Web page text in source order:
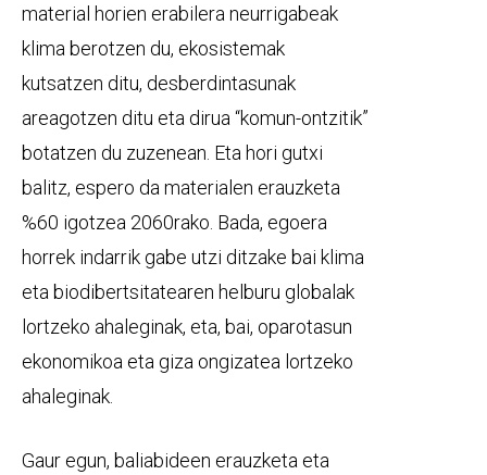
material horien erabilera neurrigabeak
klima berotzen du, ekosistemak
kutsatzen ditu, desberdintasunak
areagotzen ditu eta dirua “komun-ontzitik”
botatzen du zuzenean. Eta hori gutxi
balitz, espero da materialen erauzketa
%60 igotzea 2060rako. Bada, egoera
horrek indarrik gabe utzi ditzake bai klima
eta biodibertsitatearen helburu globalak
lortzeko ahaleginak, eta, bai, oparotasun
ekonomikoa eta giza ongizatea lortzeko
ahaleginak.
Gaur egun, baliabideen erauzketa eta